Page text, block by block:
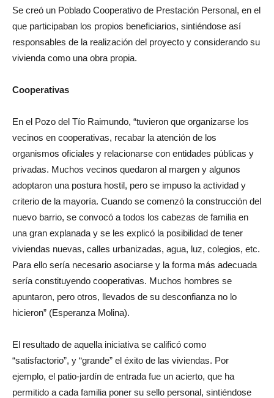
Se creó un Poblado Cooperativo de Prestación Personal, en el
que participaban los propios beneficiarios, sintiéndose así
responsables de la realización del proyecto y considerando su
vivienda como una obra propia.
Cooperativas
En el Pozo del Tío Raimundo, “tuvieron que organizarse los
vecinos en cooperativas, recabar la atención de los
organismos oficiales y relacionarse con entidades públicas y
privadas. Muchos vecinos quedaron al margen y algunos
adoptaron una postura hostil, pero se impuso la actividad y
criterio de la mayoría. Cuando se comenzó la construcción del
nuevo barrio, se convocó a todos los cabezas de familia en
una gran explanada y se les explicó la posibilidad de tener
viviendas nuevas, calles urbanizadas, agua, luz, colegios, etc.
Para ello sería necesario asociarse y la forma más adecuada
sería constituyendo cooperativas. Muchos hombres se
apuntaron, pero otros, llevados de su desconfianza no lo
hicieron” (Esperanza Molina).
El resultado de aquella iniciativa se calificó como
“satisfactorio”, y “grande” el éxito de las viviendas. Por
ejemplo, el patio-jardín de entrada fue un acierto, que ha
permitido a cada familia poner su sello personal, sintiéndose